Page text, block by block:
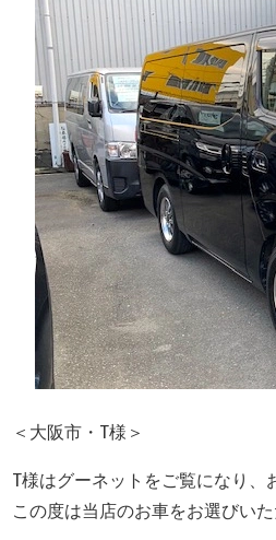
＜大阪市・T様＞
T様はグーネットをご覧になり、
この度は当店のお車をお選びい